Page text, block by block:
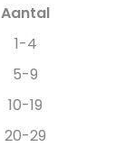
Aantal
1-4
5-9
10-19
20-29